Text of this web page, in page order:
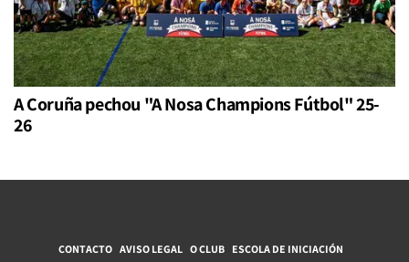
A Coruña pechou "A Nosa Champions Fútbol" 25-
26
CONTACTO AVISO LEGAL O CLUB ESCOLA DE INICIACIÓN